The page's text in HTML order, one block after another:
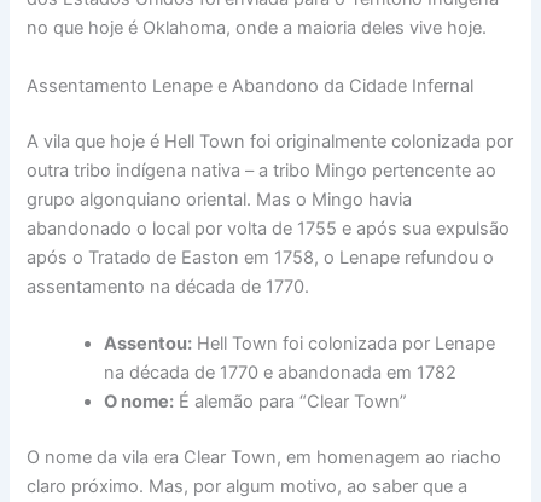
no que hoje é Oklahoma, onde a maioria deles vive hoje.
Assentamento Lenape e Abandono da Cidade Infernal
A vila que hoje é Hell Town foi originalmente colonizada por
outra tribo indígena nativa – a tribo Mingo pertencente ao
grupo algonquiano oriental. Mas o Mingo havia
abandonado o local por volta de 1755 e após sua expulsão
após o Tratado de Easton em 1758, o Lenape refundou o
assentamento na década de 1770.
Assentou: Hell Town foi colonizada por Lenape
na década de 1770 e abandonada em 1782
O nome: É alemão para “Clear Town”
O nome da vila era Clear Town, em homenagem ao riacho
claro próximo. Mas, por algum motivo, ao saber que a